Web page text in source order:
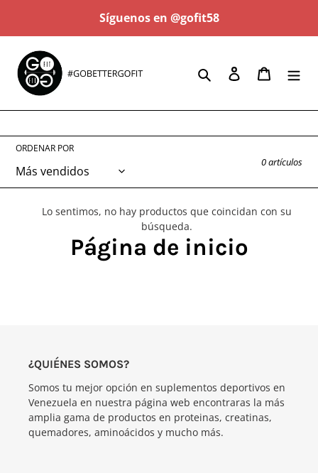
al
contenido
Síguenos en @gofit58
Buscar Ingresar Carrito
ORDENAR POR
0 artículos
Lo sentimos, no hay productos que coincidan con su
búsqueda.
C
c
c
i
ó
Página de inicio
¿QUIÉNES SOMOS?
Somos tu mejor opción en suplementos deportivos en
Venezuela en nuestra página web encontraras la más
amplia gama de productos en proteinas, creatinas,
quemadores, aminoácidos y mucho más.